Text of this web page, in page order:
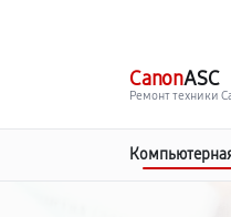
CanonASC
Ремонт техники